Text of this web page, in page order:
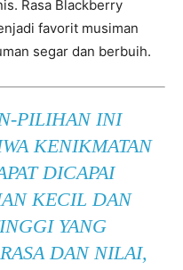
Rasa Blackberry
favorit musiman
segar dan berbuih.
PILIHAN INI
KENIKMATAN
DICAPAI
KECIL DAN
YANG
DAN NILAI,